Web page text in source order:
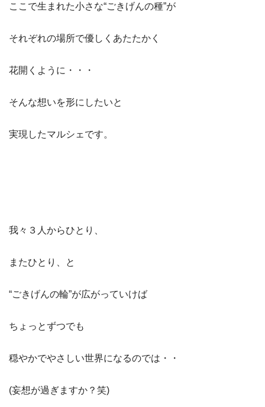
ここで生まれた小さな“ごきげんの種”が
それぞれの場所で優しくあたたかく
花開くように・・・
そんな想いを形にしたいと
実現したマルシェです。
我々３人からひとり、
またひとり、と
“ごきげんの輪”が広がっていけば
ちょっとずつでも
穏やかでやさしい世界になるのでは・・
(妄想が過ぎますか？笑)